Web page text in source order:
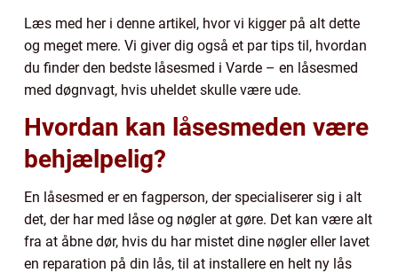
Læs med her i denne artikel, hvor vi kigger på alt dette
og meget mere. Vi giver dig også et par tips til, hvordan
du finder den bedste låsesmed i Varde – en låsesmed
med døgnvagt, hvis uheldet skulle være ude.
Hvordan kan låsesmeden være
behjælpelig?
En låsesmed er en fagperson, der specialiserer sig i alt
det, der har med låse og nøgler at gøre. Det kan være alt
fra at åbne dør, hvis du har mistet dine nøgler eller lavet
en reparation på din lås, til at installere en helt ny lås